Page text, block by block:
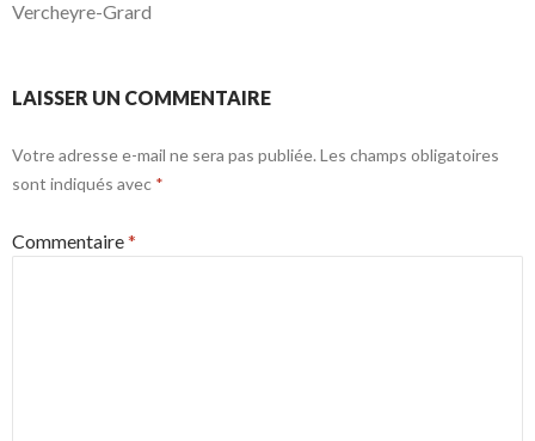
Vercheyre-Grard
LAISSER UN COMMENTAIRE
Votre adresse e-mail ne sera pas publiée. Les champs obligatoires
sont indiqués avec *
Commentaire*